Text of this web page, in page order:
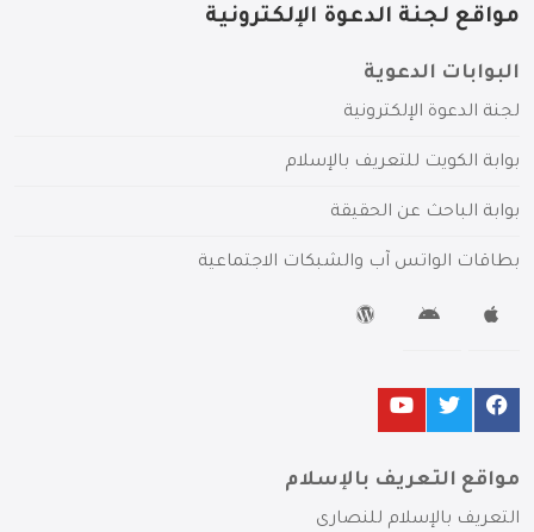
مواقع لجنة الدعوة الإلكترونية
البوابات الدعوية
لجنة الدعوة الإلكترونية
بوابة الكويت للتعريف بالإسلام
بوابة الباحث عن الحقيقة
بطاقات الواتس آب والشبكات الاجتماعية
مواقع التعريف بالإسلام
التعريف بالإسلام للنصارى